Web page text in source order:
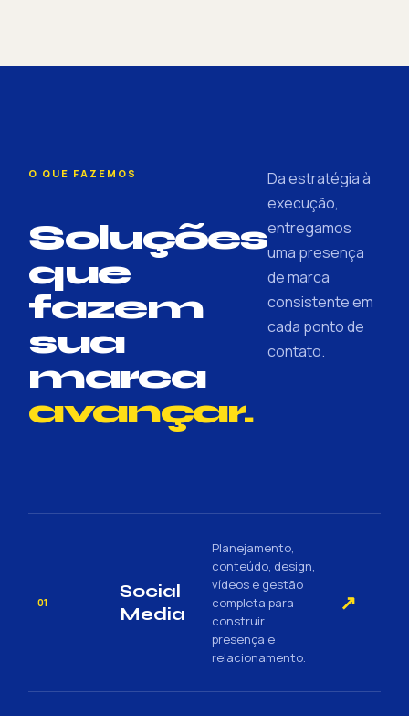
O QUE FAZEMOS
Soluções
que
fazem
sua
marca
avançar.
Da estratégia à
execução,
entregamos
uma presença
de marca
consistente em
cada ponto de
contato.
01
Social
Media
Planejamento,
conteúdo, design,
vídeos e gestão
completa para
construir
presença e
relacionamento.
↗